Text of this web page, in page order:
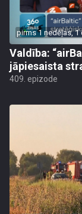
pirms 1 nedēļas, 1
Valdība:
jāpiesaista
409. epizode